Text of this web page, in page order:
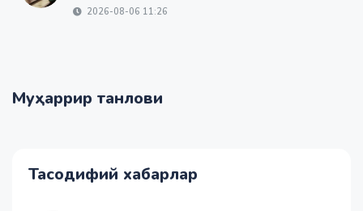
2026-08-06 11:26
Муҳаррир танлови
Тасодифий хабарлар